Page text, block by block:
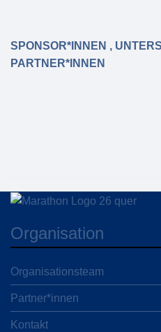
SPONSOR*INNEN ,
PARTNER*INNEN
Organisation
Organisationsteam
Partner*innen
Kontakt